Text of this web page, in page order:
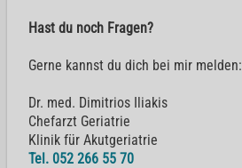
Hast du noch Fragen?
Gerne kannst du dich bei mir melden:
Dr. med. Dimitrios Iliakis
Chefarzt Geriatrie
Klinik für Akutgeriatrie
Tel. 052 266 55 70